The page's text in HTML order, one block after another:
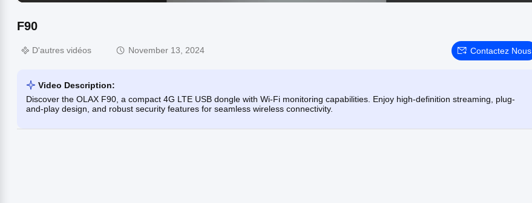
F90
D'autres vidéos November 13, 2024 Contactez Nous
Video Description:
Discover the OLAX F90, a compact 4G LTE USB dongle with Wi-Fi monitoring capabilities. Enjoy high-definition streaming, plug-
and-play design, and robust security features for seamless wireless connectivity.